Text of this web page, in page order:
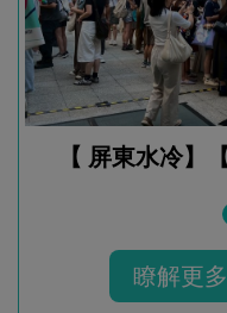
【 屏東水冷】
瞭解更多